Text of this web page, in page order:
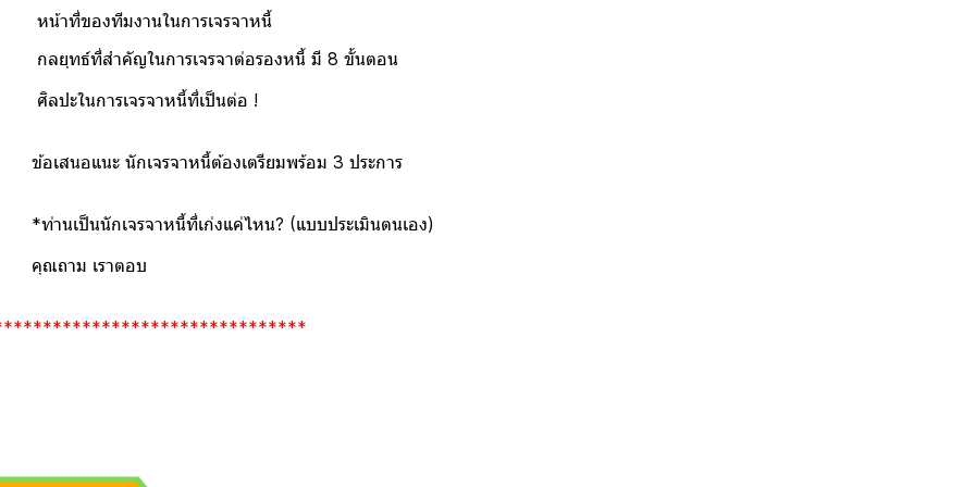
งานในการเจรจาหนี้
ในการเจรจาต่อรองหนี้ มี 8 ขั้นตอน
ารเจรจาหนี้ที่เป็นต่อ !
กเจรจาหนี้ต้องเตรียมพร้อม 3 ประการ
จาหนี้ที่เก่งแค่ไหน? (แบบประเมินตนเอง)
ราตอบ